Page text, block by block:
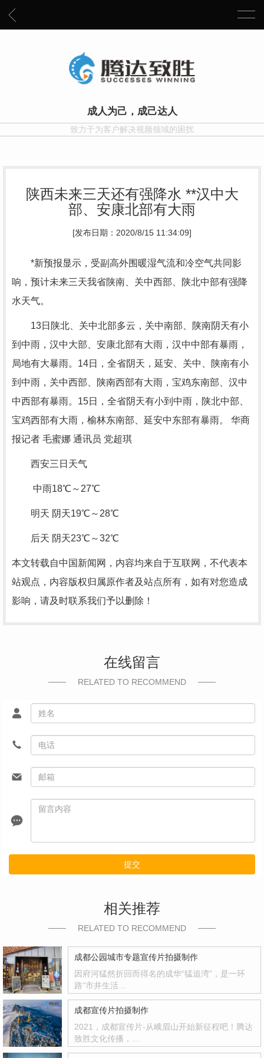
成人为己，成己达人
致力于为客户解决视频领域的困扰
陕西未来三天还有强降水 **汉中大
部、安康北部有大雨
[发布日期：2020/8/15 11:34:09]
*新预报显示，受副高外围暖湿气流和冷空气共同影
响，预计未来三天我省陕南、关中西部、陕北中部有强降
水天气。
13日陕北、关中北部多云，关中南部、陕南阴天有小
到中雨，汉中大部、安康北部有大雨，汉中中部有暴雨，
局地有大暴雨。14日，全省阴天，延安、关中、陕南有小
到中雨，关中西部、陕南西部有大雨，宝鸡东南部、汉中
中西部有暴雨。15日，全省阴天有小到中雨，陕北中部、
宝鸡西部有大雨，榆林东南部、延安中东部有暴雨。 华商
报记者 毛蜜娜 通讯员 党超琪
西安三日天气
中雨18℃～27℃
明天 阴天19℃～28℃
后天 阴天23℃～32℃
本文转载自中国新闻网，内容均来自于互联网，不代表本
站观点，内容版权归属原作者及站点所有，如有对您造成
影响，请及时联系我们予以删除！
在线留言
RELATED TO RECOMMEND
提交
相关推荐
RELATED TO RECOMMEND
成都公园城市专题宣传片拍摄制作
因府河猛然折回而得名的成华“猛追湾”，是一环
路“市井生活…
成都宣传片拍摄制作
2021，成都宣传片-从峨眉山开始新征程吧！腾达
致胜文化传播，…